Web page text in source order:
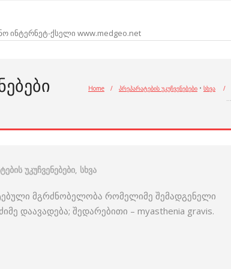
ინტერნეტ-ქსელი www.medgeo.net
Home / პრეპარატების უკუჩვენებები • სხვა
/
…
უკუჩვენებები, სხვა
მგრძნობელობა რომელიმე შემადგენელი
დაავადება; შედარებითი – myasthenia gravis.